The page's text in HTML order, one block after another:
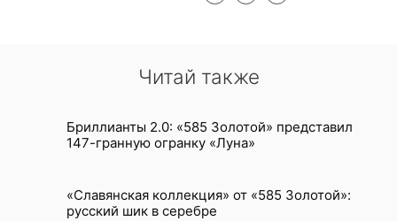
Читай также
Бриллианты 2.0: «585 Золотой» представил
147-гранную огранку «Луна»
«Славянская коллекция» от «585 Золотой»:
русский шик в серебре